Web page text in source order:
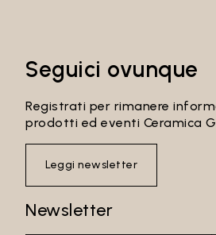
Seguici ovunque
Registrati per rimanere
prodotti ed eventi Ceramica
Leggi newsletter
Newsletter